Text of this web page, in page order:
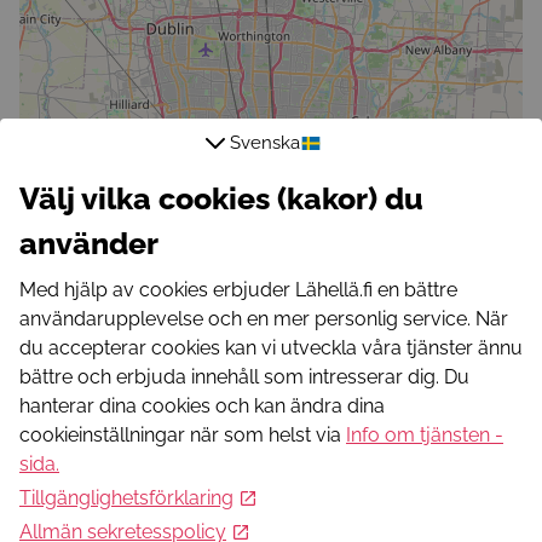
Svenska
Välj vilka cookies (kakor) du
använder
Med hjälp av cookies erbjuder Lähellä.fi en bättre
användarupplevelse och en mer personlig service. När
du accepterar cookies kan vi utveckla våra tjänster ännu
bättre och erbjuda innehåll som intresserar dig. Du
hanterar dina cookies och kan ändra dina
cookieinställningar när som helst via Info om tjänsten -
sida.
Tillgänglighetsförklaring
Allmän sekretesspolicy